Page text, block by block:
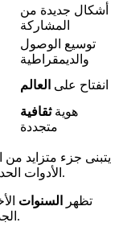
أشكال جديدة من
المشاركة
توسيع الوصول
والديمقراطية
انفتاح على العالم
هويةثقافية
متجددة
يتبنى جزء متزايد من
الأدوات تبقى متجذرة بعمق في خصوصياتها.
تظهر السنوات
المعاصرة.